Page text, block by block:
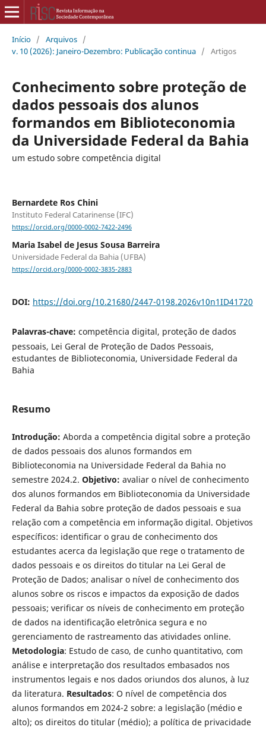
Início / Arquivos /
v. 10 (2026): Janeiro-Dezembro: Publicação continua / Artigos
Conhecimento sobre proteção de
dados pessoais dos alunos
formandos em Biblioteconomia
da Universidade Federal da Bahia
um estudo sobre competência digital
Bernardete Ros Chini
Instituto Federal Catarinense (IFC)
https://orcid.org/0000-0002-7422-2496
Maria Isabel de Jesus Sousa Barreira
Universidade Federal da Bahia (UFBA)
https://orcid.org/0000-0002-3835-2883
DOI: https://doi.org/10.21680/2447-0198.2026v10n1ID41720
Palavras-chave: competência digital, proteção de dados
pessoais, Lei Geral de Proteção de Dados Pessoais,
estudantes de Biblioteconomia, Universidade Federal da
Bahia
Resumo
Introdução: Aborda a competência digital sobre a proteção
de dados pessoais dos alunos formandos em
Biblioteconomia na Universidade Federal da Bahia no
semestre 2024.2. Objetivo: avaliar o nível de conhecimento
dos alunos formandos em Biblioteconomia da Universidade
Federal da Bahia sobre proteção de dados pessoais e sua
relação com a competência em informação digital. Objetivos
específicos: identificar o grau de conhecimento dos
estudantes acerca da legislação que rege o tratamento de
dados pessoais e os direitos do titular na Lei Geral de
Proteção de Dados; analisar o nível de conhecimento dos
alunos sobre os riscos e impactos da exposição de dados
pessoais; verificar os níveis de conhecimento em proteção
de dados na identificação eletrônica segura e no
gerenciamento de rastreamento das atividades online.
Metodologia: Estudo de caso, de cunho quantitativo, com
análise e interpretação dos resultados embasados nos
instrumentos legais e nos dados oriundos dos alunos, à luz
da literatura. Resultados: O nível de competência dos
alunos formandos em 2024-2 sobre: a legislação (médio e
alto); os direitos do titular (médio); a política de privacidade